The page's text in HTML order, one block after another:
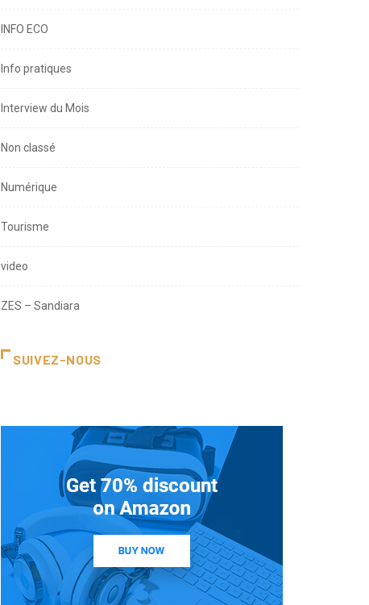
A LA UNE ACTU-CHAMBRES
Séminaire des chambres
consulaires sur les
réformes...
30 juillet 2026
INFO ECO
Info pratiques
Interview du Mois
Non classé
Numérique
Tourisme
video
ZES – Sandiara
SUIVEZ-NOUS